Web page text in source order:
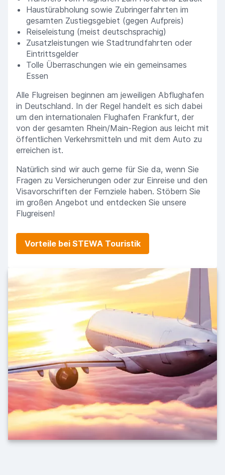
Haustürabholung sowie Zubringerfahrten im
gesamten Zustiegsgebiet (gegen Aufpreis)
Reiseleistung (meist deutschsprachig)
Zusatzleistungen wie Stadtrundfahrten oder
Eintrittsgelder
Tolle Überraschungen wie ein gemeinsames
Essen
Alle Flugreisen beginnen am jeweiligen Abflughafen
in Deutschland. In der Regel handelt es sich dabei
um den internationalen Flughafen Frankfurt, der
von der gesamten Rhein/Main-Region aus leicht mit
öffentlichen Verkehrsmitteln und mit dem Auto zu
erreichen ist.
Natürlich sind wir auch gerne für Sie da, wenn Sie
Fragen zu Versicherungen oder zur Einreise und den
Visavorschriften der Fernziele haben. Stöbern Sie
im großen Angebot und entdecken Sie unsere
Flugreisen!
Vorteile bei STEWA Touristik